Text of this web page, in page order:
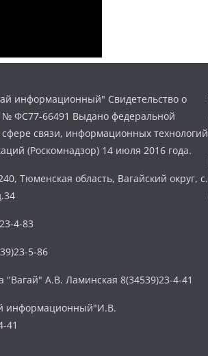
информационный" Свидетельство о
ФС77-66491 Выдано федеральной
связи, информационных технологий
(Роскомнадзор) 14 июля 2016 года.
Тюменская область, Вагайский округ, с.
4-83
5-86
"Вагай" А.В. Ламинская 8(34539)23-4-41
информационный"И.В.
41